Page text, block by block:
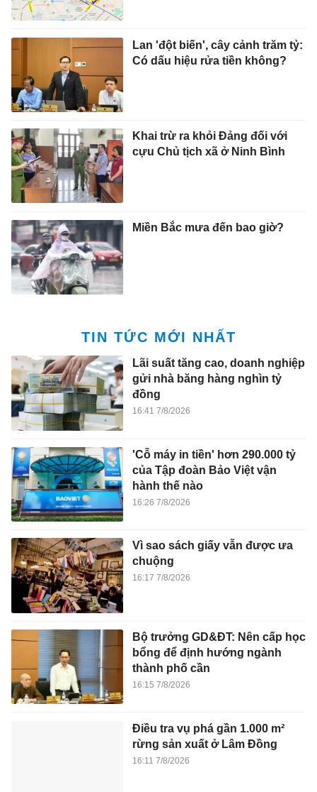
Lan 'đột biến', cây cảnh trăm tỷ:
Có dấu hiệu rửa tiền không?
Khai trừ ra khỏi Đảng đối với
cựu Chủ tịch xã ở Ninh Bình
Miền Bắc mưa đến bao giờ?
TIN TỨC MỚI NHẤT
Lãi suất tăng cao, doanh nghiệp
gửi nhà băng hàng nghìn tỷ
đồng
16:41 7/8/2026
'Cỗ máy in tiền' hơn 290.000 tỷ
của Tập đoàn Bảo Việt vận
hành thế nào
16:26 7/8/2026
Vì sao sách giấy vẫn được ưa
chuộng
16:17 7/8/2026
Bộ trưởng GD&ĐT: Nên cấp học
bổng để định hướng ngành
thành phố cần
16:15 7/8/2026
Điều tra vụ phá gần 1.000 m²
rừng sản xuất ở Lâm Đồng
16:11 7/8/2026